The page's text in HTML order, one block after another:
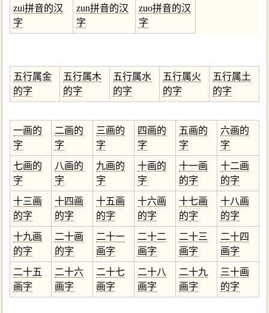
zui拼音的汉
字
zun拼音的汉
字
zuo拼音的汉
字
五行属金
的字
五行属木
的字
五行属水
的字
五行属火
的字
五行属土
的字
一画的
字
二画的
字
三画的
字
四画的
字
五画的
字
六画的
字
七画的
字
八画的
字
九画的
字
十画的
字
十一画
的字
十二画
的字
十三画
的字
十四画
的字
十五画
的字
十六画
的字
十七画
的字
十八画
的字
十九画
的字
二十画
的字
二十一
画字
二十二
画字
二十三
画字
二十四
画字
二十五
画字
二十六
画字
二十七
画字
二十八
画字
二十九
画字
三十画
的字